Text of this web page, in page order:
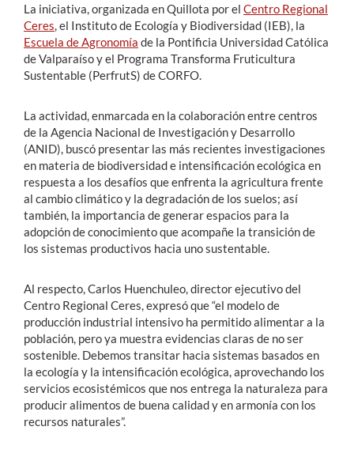
La iniciativa, organizada en Quillota por el Centro Regional
Ceres , el Instituto de Ecología y Biodiversidad (IEB), la
Escuela de Agronomía de la Pontificia Universidad Católica
de Valparaíso y el Programa Transforma Fruticultura
Sustentable (PerfrutS) de CORFO.
La actividad, enmarcada en la colaboración entre centros
de la Agencia Nacional de Investigación y Desarrollo
(ANID), buscó presentar las más recientes investigaciones
en materia de biodiversidad e intensificación ecológica en
respuesta a los desafíos que enfrenta la agricultura frente
al cambio climático y la degradación de los suelos; así
también, la importancia de generar espacios para la
adopción de conocimiento que acompañe la transición de
los sistemas productivos hacia uno sustentable.
Al respecto, Carlos Huenchuleo, director ejecutivo del
Centro Regional Ceres, expresó que “el modelo de
producción industrial intensivo ha permitido alimentar a la
población, pero ya muestra evidencias claras de no ser
sostenible. Debemos transitar hacia sistemas basados en
la ecología y la intensificación ecológica, aprovechando los
servicios ecosistémicos que nos entrega la naturaleza para
producir alimentos de buena calidad y en armonía con los
recursos naturales”.